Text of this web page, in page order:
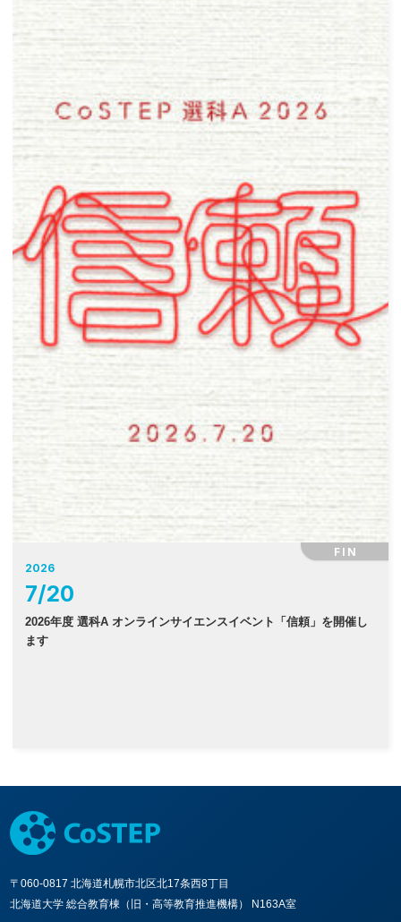
FIN
2026
7/20
2026年度 選科A オンラインサイエンスイベント「信頼」を開催し
ます
〒060-0817 北海道札幌市北区北17条西8丁目
北海道大学 総合教育棟（旧・高等教育推進機構） N163A室